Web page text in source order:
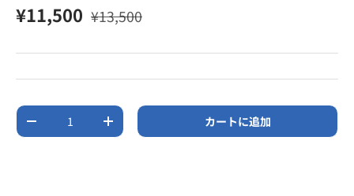
セール価格
¥11,500 定価
¥13,500
数量
数量を減らす
数量を増やす カートに追加